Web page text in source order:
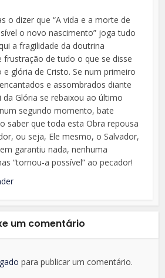
o dizer que “A vida e a morte de
o novo nascimento” joga tudo
a fragilidade da doutrina
frustração de tudo o que se disse
e glória de Cristo. Se num primeiro
e assombrados diante
da Glória se rebaixou ao último
segundo momento, bate
saber que toda esta Obra repousa
ou seja, Ele mesmo, o Salvador,
garantiu nada, nenhuma
“tornou-a possível” ao pecador!
um comentário
para publicar um comentário.